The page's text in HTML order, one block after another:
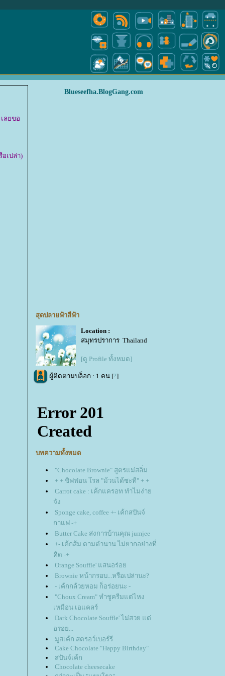
ลยขอ
เปล่า)
Blueseefha.BlogGang.com
สุดปลายฟ้าสีฟ้า
Location :
สมุทรปราการ Thailand
[ดู Profile ทั้งหมด]
ผู้ติดตามบล็อก : 1 คน [?]
บทความทั้งหมด
"Chocolate Brownie" สูตรแม่สลิ่ม
+ + ชิฟฟ่อน โรล "ม้วนได้ซะที" + +
Carrot cake : เค้กแครอท ทำไมง่า
จัง
Sponge cake, coffee +- เค้กสปันจ์
กาแฟ -+
Butter Cake ส่งการบ้านคุณ jumjee
+- เค้กส้ม ตามตำนาน ไม่ยากอย่างที่
คิด -+
Orange Souffle' แสนอร่อ
Brownie หน้ากรอบ...หรือเปล่านะ?
- เค้กกล้วยหอม ก็อร่อยนะ -
"Choux Cream" ทำชูครีมแต่ไหง
เหมือน เอแคลร์
Dark Chocolate Souffle' ไม่สวย แต่
อร่อย...
มูสเค้ก สตรอว์เบอร์รี
Cake Chocolate "Happy Birthday"
สปันจ์เค้ก
Chocolate cheesecake